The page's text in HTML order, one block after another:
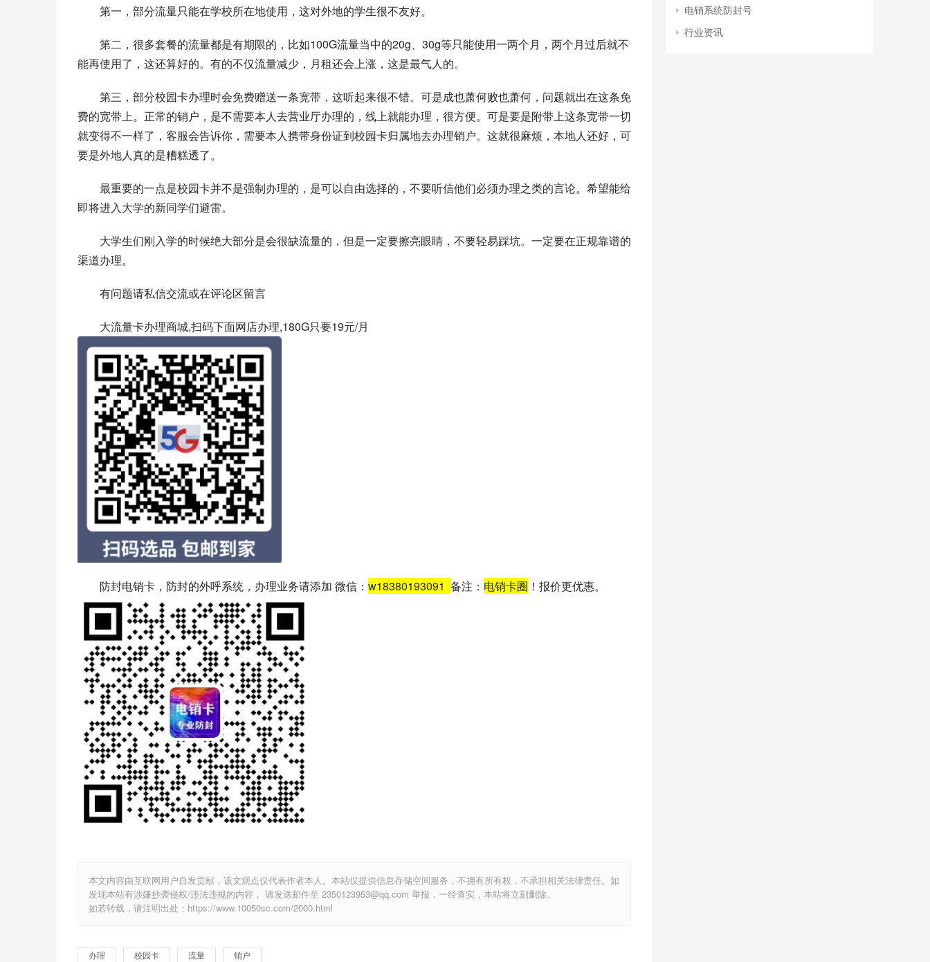
第一，部分流量只能在学校所在地使用，这对外地的学生很不友好。
第二，很多套餐的流量都是有期限的，比如100G流量当中的20g、30g等只能使用一两个月，两个月过后就不
能再使用了，这还算好的。有的不仅流量减少，月租还会上涨，这是最气人的。
第三，部分校园卡办理时会免费赠送一条宽带，这听起来很不错。可是成也萧何败也萧何，问题就出在这条免
费的宽带上。正常的销户，是不需要本人去营业厅办理的，线上就能办理，很方便。可是要是附带上这条宽带一切
就变得不一样了，客服会告诉你，需要本人携带身份证到校园卡归属地去办理销户。这就很麻烦，本地人还好，可
要是外地人真的是糟糕透了。
最重要的一点是校园卡并不是强制办理的，是可以自由选择的，不要听信他们必须办理之类的言论。希望能给
即将进入大学的新同学们避雷。
大学生们刚入学的时候绝大部分是会很缺流量的，但是一定要擦亮眼睛，不要轻易踩坑。一定要在正规靠谱的
渠道办理。
有问题请私信交流或在评论区留言
大流量卡办理商城,扫码下面网店办理,180G只要19元/月
防封电销卡，防封的外呼系统，办理业务请添加 微信： w18380193091 备注： 电销卡圈 ！报价更优惠。
本文内容由互联网用户自发贡献，该文观点仅代表作者本人。本站仅提供信息存储空间服务，不拥有所有权，不承担相关法律责任。如
发现本站有涉嫌抄袭侵权/违法违规的内容， 请发送邮件至 2350123953@qq.com 举报，一经查实，本站将立刻删除。
如若转载，请注明出处：https://www.10050sc.com/2000.html
办理 校园卡 流量 销户
电销系统防封号
行业资讯